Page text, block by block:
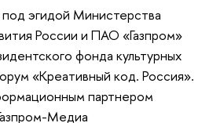
эгидой Министерства
России и ПАО «Газпром»
фонда культурных
«Креативный код. Россия».
партнером
Медиа